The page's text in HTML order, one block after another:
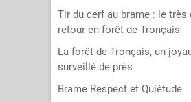
Tir du cerf au brame : le très
retour en forêt de Tronçais
La forêt de Tronçais, un
surveillé de près
Brame Respect et Quiétude